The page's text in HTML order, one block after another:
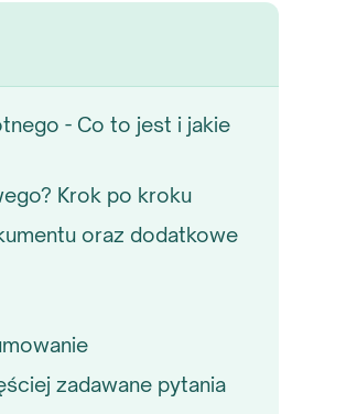
- Co to jest i jakie
Krok po kroku
oraz dodatkowe
zadawane pytania